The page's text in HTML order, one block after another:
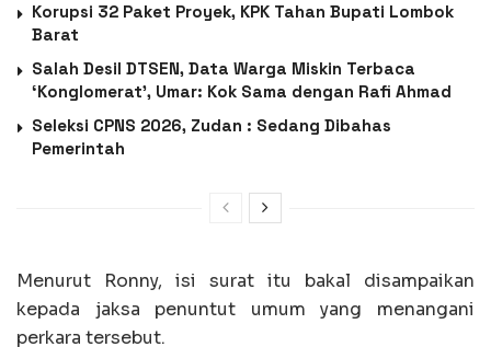
Korupsi 32 Paket Proyek, KPK Tahan Bupati Lombok
Barat
Salah Desil DTSEN, Data Warga Miskin Terbaca
‘Konglomerat’, Umar: Kok Sama dengan Rafi Ahmad
Seleksi CPNS 2026, Zudan : Sedang Dibahas
Pemerintah
Menurut Ronny, isi surat itu bakal disampaikan
kepada jaksa penuntut umum yang menangani
perkara tersebut.